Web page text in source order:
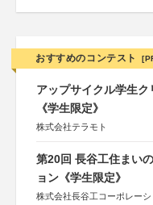
おすすめのコンテスト
アップサイクル学生
《学生限定》
株式会社テラモト
第20回 長谷工住まい
ョン《学生限定》
株式会社長谷工コーポレーシ